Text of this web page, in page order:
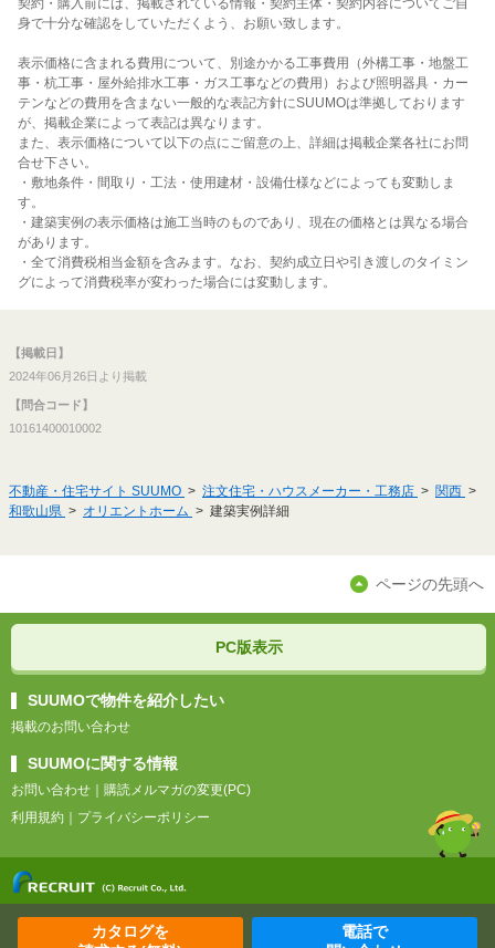
契約・購入前には、掲載されている情報・契約主体・契約内容についてご自
身で十分な確認をしていただくよう、お願い致します。
表示価格に含まれる費用について、別途かかる工事費用（外構工事・地盤工
事・杭工事・屋外給排水工事・ガス工事などの費用）および照明器具・カー
テンなどの費用を含まない一般的な表記方針にSUUMOは準拠しております
が、掲載企業によって表記は異なります。
また、表示価格について以下の点にご留意の上、詳細は掲載企業各社にお問
合せ下さい。
・敷地条件・間取り・工法・使用建材・設備仕様などによっても変動しま
す。
・建築実例の表示価格は施工当時のものであり、現在の価格とは異なる場合
があります。
・全て消費税相当金額を含みます。なお、契約成立日や引き渡しのタイミン
グによって消費税率が変わった場合には変動します。
【掲載日】
2024年06月26日より掲載
【問合コード】
10161400010002
カタログを
電話で
不動産・住宅サイト SUUMO 注文住宅・ハウスメーカー・工務店
関西
和歌山県
オリエントホーム 建築実例詳細
ページの先頭へ
PC版表示
SUUMOで物件を紹介したい
掲載のお問い合わせ
SUUMOに関する情報
お問い合わせ
購読メルマガの変更(PC)
利用規約
プライバシーポリシー